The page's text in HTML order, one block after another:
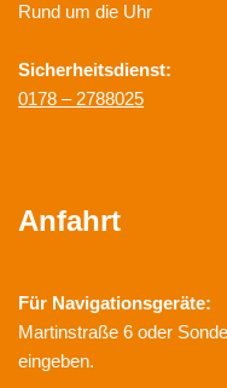
Rund um die Uhr
Sicherheitsdienst:
0178 – 2788025
Anfahrt
Für Navigationsgeräte:
Martinstraße 6 oder
eingeben.